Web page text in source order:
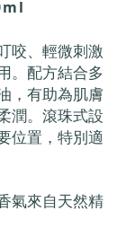
咬、輕微刺激
。配方結合多
，有助為肌膚
潤。滾珠式設
位置，特別適
氣來自天然精